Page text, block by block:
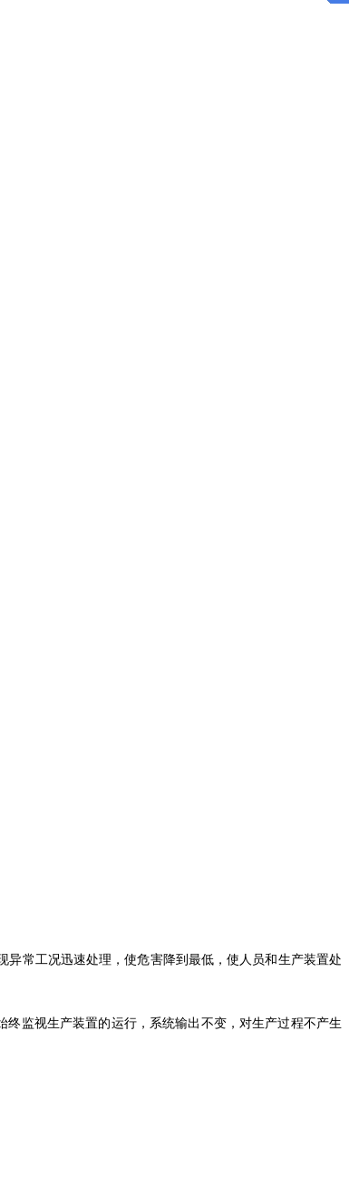
异常工况迅速处理，使危害降到最低，使人员和生产装置处
终监视生产装置的运行，系统输出不变，对生产过程不产生